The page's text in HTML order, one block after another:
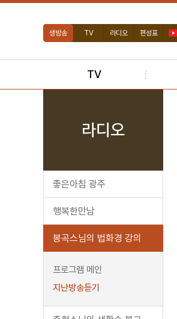
생방송 TV 라디오 편성표
TV
라디오
좋은아침 광주
행복한만남
봉곡스님의 법화경 강의
프로그램 메인
지난방송듣기